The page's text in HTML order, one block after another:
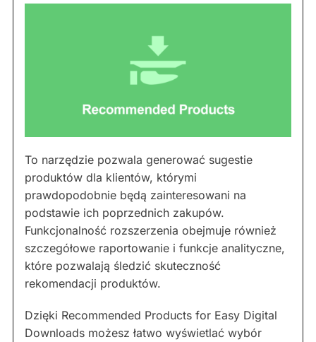
To narzędzie pozwala generować sugestie
produktów dla klientów, którymi
prawdopodobnie będą zainteresowani na
podstawie ich poprzednich zakupów.
Funkcjonalność rozszerzenia obejmuje również
szczegółowe raportowanie i funkcje analityczne,
które pozwalają śledzić skuteczność
rekomendacji produktów.
Dzięki Recommended Products for Easy Digital
Downloads możesz łatwo wyświetlać wybór